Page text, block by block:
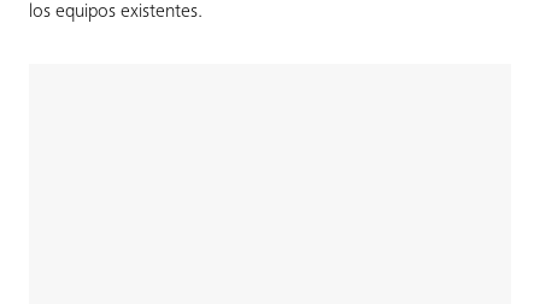
los equipos existentes.